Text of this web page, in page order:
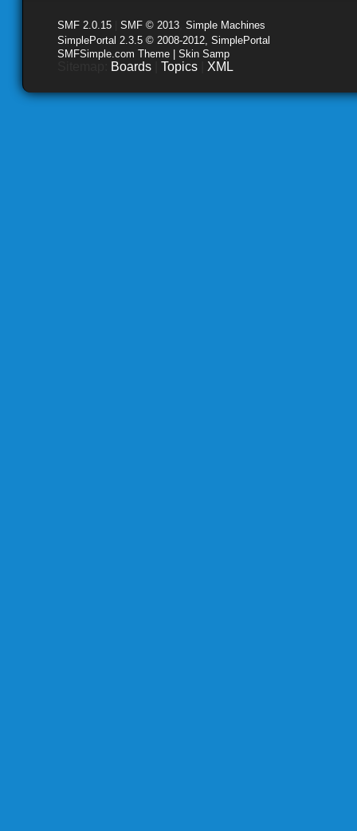
SMF 2.0.15 SMF © 2013 Simple Machines
SimplePortal 2.3.5 © 2008-2012, SimplePortal
SMFSimple.com Theme | Skin Samp
Boards Topics XML